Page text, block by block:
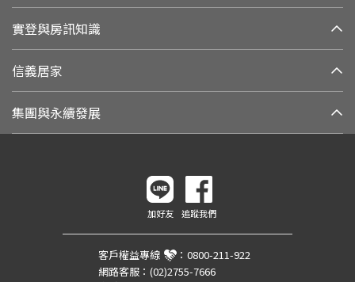
實登與房訊知識
信義居家
集團與永續發展
加好友 追蹤我們
客戶權益專線 ： 0800-211-922
網路客服： (02)2755-7666